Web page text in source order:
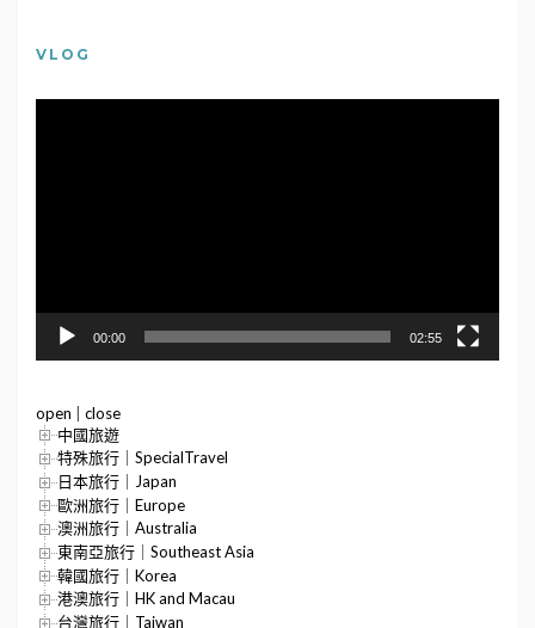
VLOG
00:00 02:55
open | close
中國旅遊
特殊旅行｜SpecialTravel
日本旅行｜Japan
歐洲旅行｜Europe
澳洲旅行｜Australia
東南亞旅行｜Southeast Asia
韓國旅行｜Korea
港澳旅行｜HK and Macau
台灣旅行｜Taiwan